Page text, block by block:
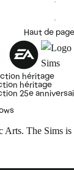
Haut de page
héritage
héritage
25e
The Sims